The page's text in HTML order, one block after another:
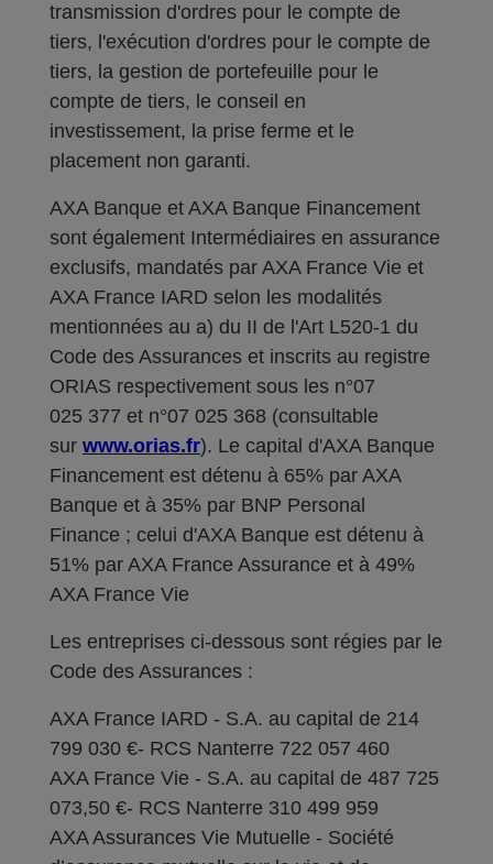
transmission d'ordres pour le compte de
tiers, l'exécution d'ordres pour le compte de
tiers, la gestion de portefeuille pour le
compte de tiers, le conseil en
investissement, la prise ferme et le
placement non garanti.
AXA Banque et AXA Banque Financement
sont également Intermédiaires en assurance
exclusifs, mandatés par AXA France Vie et
AXA France IARD selon les modalités
mentionnées au a) du II de l'Art L520-1 du
Code des Assurances et inscrits au registre
ORIAS respectivement sous les n°07
025 377 et n°07 025 368 (consultable
sur www.orias.fr). Le capital d'AXA Banque
Financement est détenu à 65% par AXA
Banque et à 35% par BNP Personal
Finance ; celui d'AXA Banque est détenu à
51% par AXA France Assurance et à 49%
AXA France Vie
Les entreprises ci-dessous sont régies par le
Code des Assurances :
AXA France IARD - S.A. au capital de 214
799 030 €- RCS Nanterre 722 057 460
AXA France Vie - S.A. au capital de 487 725
073,50 €- RCS Nanterre 310 499 959
AXA Assurances Vie Mutuelle - Société